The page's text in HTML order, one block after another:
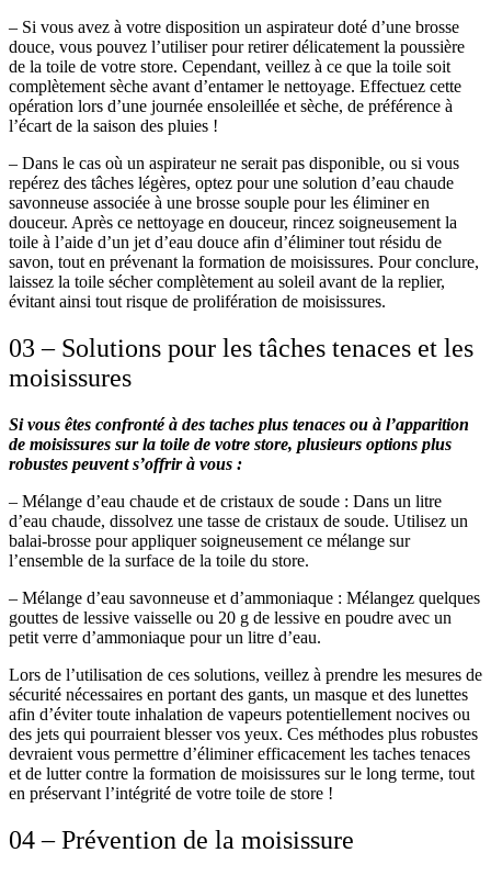
– Si vous avez à votre disposition un aspirateur doté d’une brosse
douce, vous pouvez l’utiliser pour retirer délicatement la poussière
de la toile de votre store. Cependant, veillez à ce que la toile soit
complètement sèche avant d’entamer le nettoyage. Effectuez cette
opération lors d’une journée ensoleillée et sèche, de préférence à
l’écart de la saison des pluies !
– Dans le cas où un aspirateur ne serait pas disponible, ou si vous
repérez des tâches légères, optez pour une solution d’eau chaude
savonneuse associée à une brosse souple pour les éliminer en
douceur. Après ce nettoyage en douceur, rincez soigneusement la
toile à l’aide d’un jet d’eau douce afin d’éliminer tout résidu de
savon, tout en prévenant la formation de moisissures. Pour conclure,
laissez la toile sécher complètement au soleil avant de la replier,
évitant ainsi tout risque de prolifération de moisissures.
03 – Solutions pour les tâches tenaces et les
moisissures
Si vous êtes confronté à des taches plus tenaces ou à l’apparition
de moisissures sur la toile de votre store, plusieurs options plus
robustes peuvent s’offrir à vous :
– Mélange d’eau chaude et de cristaux de soude : Dans un litre
d’eau chaude, dissolvez une tasse de cristaux de soude. Utilisez un
balai-brosse pour appliquer soigneusement ce mélange sur
l’ensemble de la surface de la toile du store.
– Mélange d’eau savonneuse et d’ammoniaque : Mélangez quelques
gouttes de lessive vaisselle ou 20 g de lessive en poudre avec un
petit verre d’ammoniaque pour un litre d’eau.
Lors de l’utilisation de ces solutions, veillez à prendre les mesures de
sécurité nécessaires en portant des gants, un masque et des lunettes
afin d’éviter toute inhalation de vapeurs potentiellement nocives ou
des jets qui pourraient blesser vos yeux. Ces méthodes plus robustes
devraient vous permettre d’éliminer efficacement les taches tenaces
et de lutter contre la formation de moisissures sur le long terme, tout
en préservant l’intégrité de votre toile de store !
04 – Prévention de la moisissure